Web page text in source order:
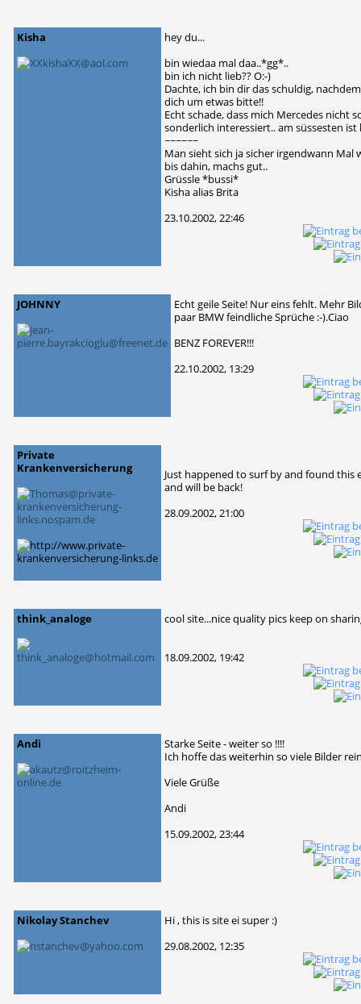
Kisha
hey du...
bin wiedaa mal daa..*gg*..
bin ich nicht lieb?? O:-)
Dachte, ich bin dir das schuldig,
dich um etwas bitte!!
Echt schade, dass mich Mercedes
sonderlich interessiert.. am süssesten
~~~~~~
Man sieht sich ja sicher irgendwann Mal
bis dahin, machs gut..
Grüssle *bussi*
Kisha alias Brita
23.10.2002, 22:46
JOHNNY
Echt geile Seite! Nur eins fehlt. Mehr
paar BMW feindliche Sprüche :-).Ciao
BENZ FOREVER!!!
22.10.2002, 13:29
Private
Krankenversicherung
Just happened to surf by and found
and will be back!
28.09.2002, 21:00
think_analoge cool site...nice quality pics keep on
18.09.2002, 19:42
Andi
Starke Seite - weiter so !!!!
Ich hoffe das weiterhin so viele Bilder
Viele Grüße
Andi
15.09.2002, 23:44
Nikolay Stanchev
Hi , this is site ei super :)
29.08.2002, 12:35